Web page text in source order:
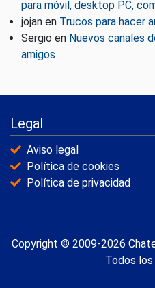
para móvil, desktop PC,
jojan en Trucos para hacer
Sergio en Nuevos canales
amigos
Legal
Aviso legal
Política de cookies
Política de privacidad
Copyright © 2009-2026
Todos